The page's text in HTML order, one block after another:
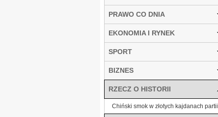
PRAWO CO DNIA
EKONOMIA I RYNEK
SPORT
BIZNES
RZECZ O HISTORII
Chiński smok w złotych kajdanach partii